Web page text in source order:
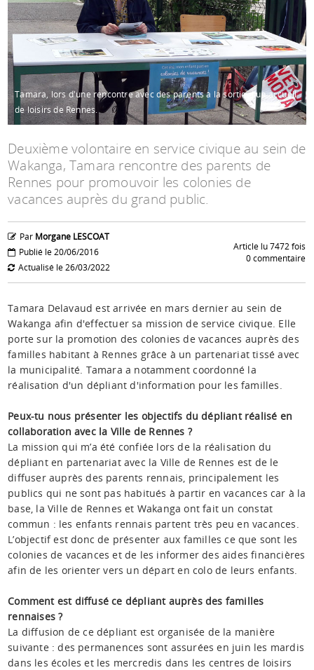
Espace anims
Tamara, lors d'une rencontre avec des parents à la sortie d'un accueil
de loisirs de Rennes.
Deuxième volontaire en service civique au sein de
Wakanga, Tamara rencontre des parents de
Rennes pour promouvoir les colonies de
vacances auprès du grand public.
Par Morgane LESCOAT
Publié le 20/06/2016
Actualisé le 26/03/2022
Article lu 7472 fois
0 commentaire
Tamara Delavaud est arrivée en mars dernier au sein de
Wakanga afin d'effectuer sa mission de service civique. Elle
porte sur la promotion des colonies de vacances auprès des
familles habitant à Rennes grâce à un partenariat tissé avec
la municipalité. Tamara a notamment coordonné la
réalisation d'un dépliant d'information pour les familles.
Peux-tu nous présenter les objectifs du dépliant réalisé en
collaboration avec la Ville de Rennes ?
La mission qui m’a été confiée lors de la réalisation du
dépliant en partenariat avec la Ville de Rennes est de le
diffuser auprès des parents rennais, principalement les
publics qui ne sont pas habitués à partir en vacances car à la
base, la Ville de Rennes et Wakanga ont fait un constat
commun : les enfants rennais partent très peu en vacances.
L’objectif est donc de présenter aux familles ce que sont les
colonies de vacances et de les informer des aides financières
afin de les orienter vers un départ en colo de leurs enfants.
Comment est diffusé ce dépliant auprès des familles
rennaises ?
La diffusion de ce dépliant est organisée de la manière
suivante : des permanences sont assurées en juin les mardis
dans les écoles et les mercredis dans les centres de loisirs